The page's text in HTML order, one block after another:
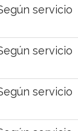
servicio
servicio
servicio